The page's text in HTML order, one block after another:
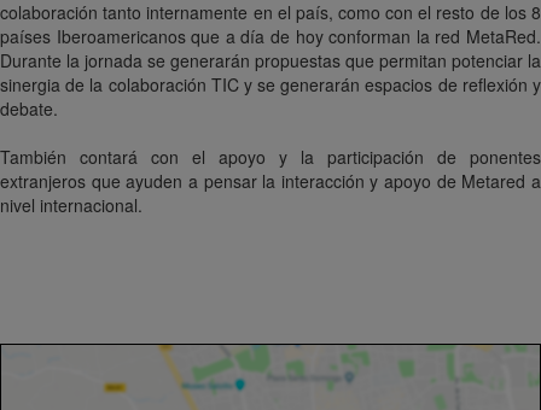
colaboración tanto internamente en el país, como con el resto de los 8
países Iberoamericanos que a día de hoy conforman la red MetaRed.
Durante la jornada se generarán propuestas que permitan potenciar la
sinergia de la colaboración TIC y se generarán espacios de reflexión y
debate.
También contará con el apoyo y la participación de ponentes
extranjeros que ayuden a pensar la interacción y apoyo de Metared a
nivel internacional.